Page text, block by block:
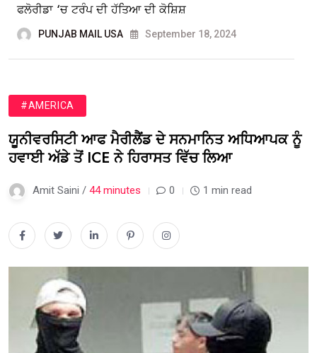
ਫਲੋਰੀਡਾ ‘ਚ ਟਰੰਪ ਦੀ ਹੱਤਿਆ ਦੀ ਕੋਸ਼ਿਸ਼
PUNJAB MAIL USA September 18, 2024
#AMERICA
ਯੂਨੀਵਰਸਿਟੀ ਆਫ ਮੈਰੀਲੈਂਡ ਦੇ ਸਨਮਾਨਿਤ ਅਧਿਆਪਕ ਨੂੰ
ਹਵਾਈ ਅੱਡੇ ਤੋਂ ICE ਨੇ ਹਿਰਾਸਤ ਵਿੱਚ ਲਿਆ
Amit Saini / 44 minutes 0 1 min read